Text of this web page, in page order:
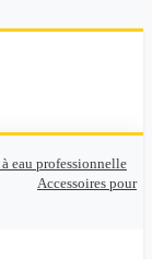
eau professionnelle
Accessoires pour